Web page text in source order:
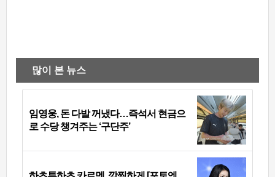
많이 본 뉴스
임영웅, 돈 다발 꺼냈다…즉석서 현금으
로 수당 챙겨주는 ‘구단주’